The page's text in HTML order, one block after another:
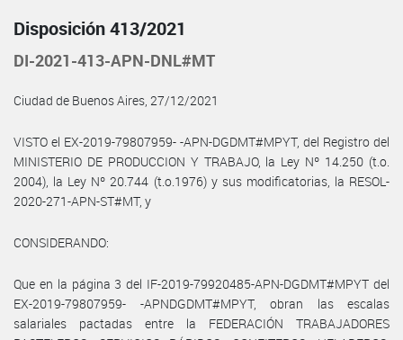
Disposición 413/2021
DI-2021-413-APN-DNL#MT
Ciudad de Buenos Aires, 27/12/2021
VISTO el EX-2019-79807959- -APN-DGDMT#MPYT, del Registro del
MINISTERIO DE PRODUCCION Y TRABAJO, la Ley Nº 14.250 (t.o.
2004), la Ley Nº 20.744 (t.o.1976) y sus modificatorias, la RESOL-
2020-271-APN-ST#MT, y
CONSIDERANDO:
Que en la página 3 del IF-2019-79920485-APN-DGDMT#MPYT del
EX-2019-79807959- -APNDGDMT#MPYT, obran las escalas
salariales pactadas entre la FEDERACIÓN TRABAJADORES